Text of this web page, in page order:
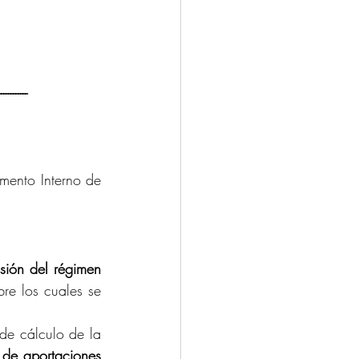
Interno de
del régimen
los cuales se
cálculo de la
aportaciones